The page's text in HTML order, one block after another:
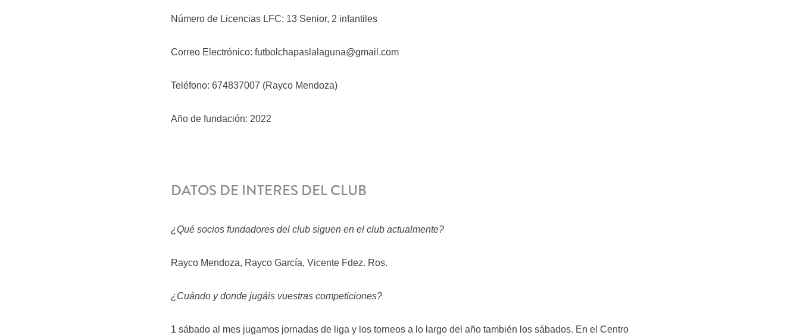
Número de Licencias LFC: 13 Senior, 2 infantiles
Correo Electrónico: futbolchapaslalaguna@gmail.com
Teléfono: 674837007 (Rayco Mendoza)
Año de fundación: 2022
DATOS DE INTERES DEL CLUB
¿Qué socios fundadores del club siguen en el club actualmente?
Rayco Mendoza, Rayco García, Vicente Fdez. Ros.
¿Cuándo y donde jugáis vuestras competiciones?
1 sábado al mes jugamos jornadas de liga y los torneos a lo largo del año también los sábados. En el Centro